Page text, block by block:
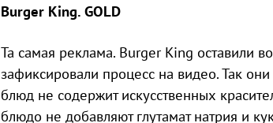
Burger King. GOLD
Та самая реклама. Burger King оставили
зафиксировали процесс на видео. Так
блюд не содержит искусственных
блюдо не добавляют глутамат натрия и